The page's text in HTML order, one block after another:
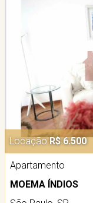
Locação R$ 6.500
Apartamento
MOEMA ÍNDIOS